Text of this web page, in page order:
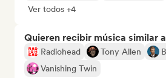
Ver todos +4
Quieren recibir música similar
Radiohead Tony Allen
Vanishing Twin